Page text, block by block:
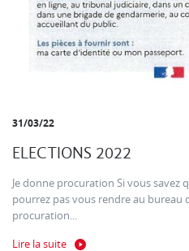
31/03/22
ELECTIONS 2022
Je donne procuration Si vous savez
pourrez pas vous rendre au bureau
procuration...
Lire la suite